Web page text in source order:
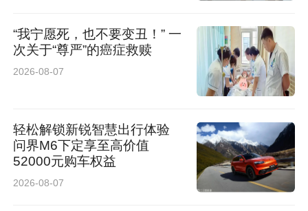
“我宁愿死，也不要变丑！” 一
次关于“尊严”的癌症救赎
2026-08-07
轻松解锁新锐智慧出行体验
问界M6下定享至高价值
52000元购车权益
2026-08-07